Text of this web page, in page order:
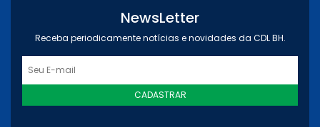
NewsLetter
Receba periodicamente notícias e novidades da CDL BH.
CADASTRAR